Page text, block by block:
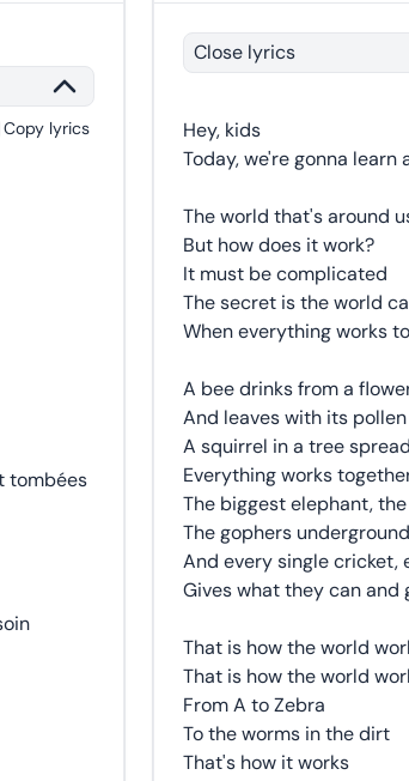
Copy lyrics
tombées
Close lyrics
Hey, kids
Today, we're gonna learn
The world that's around
But how does it work?
It must be complicated
The secret is the world
When everything works
A bee drinks from a
And leaves with its pollen
A squirrel in a tree
Everything works
The biggest elephant,
The gophers
And every single cricket,
Gives what they can and
That is how the world
That is how the world
From A to Zebra
To the worms in the dirt
That's how it works